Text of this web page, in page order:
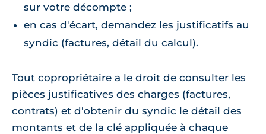
sur votre décompte ;
en cas d'écart, demandez les justificatifs au
syndic (factures, détail du calcul).
Tout copropriétaire a le droit de consulter les
pièces justificatives des charges (factures,
contrats) et d'obtenir du syndic le détail des
montants et de la clé appliquée à chaque